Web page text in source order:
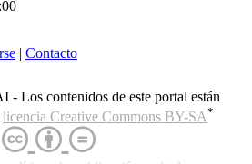
| Contacto
- Los contenidos de este portal están
licencia Creative Commons BY-SA*